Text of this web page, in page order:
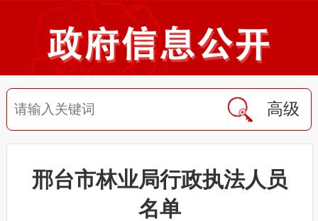
高级
邢台市林业局行政执法人员
名单